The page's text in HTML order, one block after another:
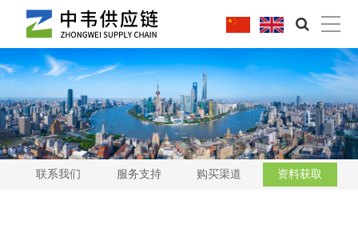
联系我们 服务支持 购买渠道 资料获取